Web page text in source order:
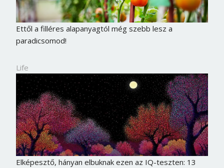
Ettől a filléres alapanyagtól még szebb lesz a
paradicsomod!
Life
Elképesztő, hányan elbuknak ezen az IQ-teszten: 13